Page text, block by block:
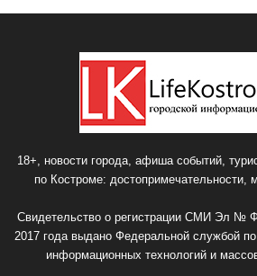
18+, новости города, афиша событий,
по Костроме: достопримечательности,
Свидетельство о регистрации СМИ Эл №
2017 года выдано Федеральной службой
информационных технологий и